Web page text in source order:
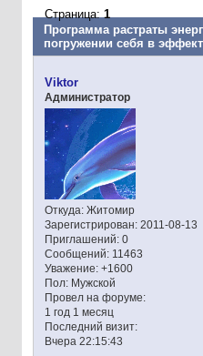
Программа растраты
погружении себя в
Страница:1
Viktor
Администратор
Откуда:Житомир
Зарегистрирован: 2011-08-13
Приглашений:0
Сообщений:11463
Уважение: +1600
Пол:Мужской
Провел на форуме:
1 год 1 месяц
Последний визит:
Вчера 22:15:43